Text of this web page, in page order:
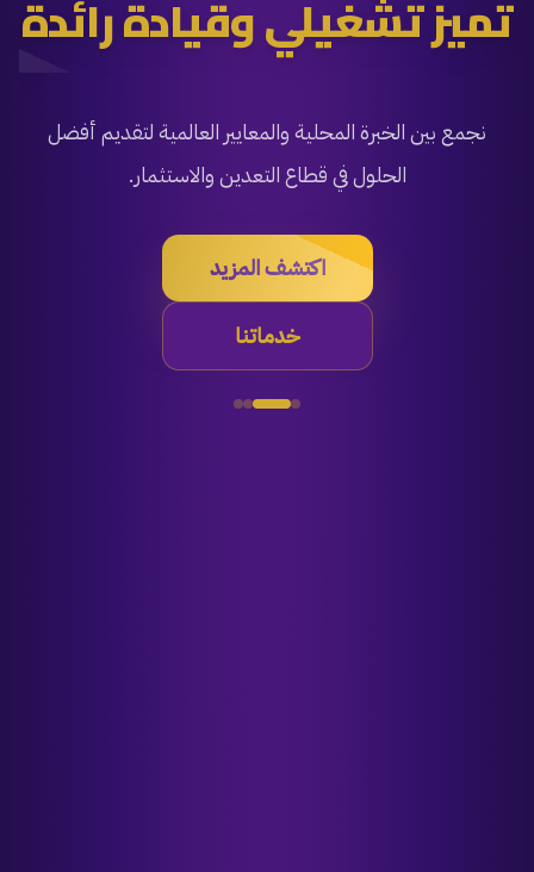
تميز تشغيلي وقيادة رائدة
نجمع بين الخبرة المحلية والمعايير العالمية لتقديم أفضل
الحلول في قطاع التعدين والاستثمار.
اكتشف المزيد
خدماتنا